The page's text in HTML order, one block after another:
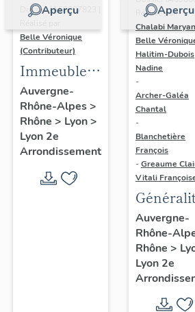
Aperçu
Dossier IA69007823 |
Belle Véronique
(Contributeur)
Immeubles
du secteur
des
Jacobins
Auvergne-
Rhône-Alpes>
Rhône > Lyon>
Lyon 2e
Arrondissement
Aperçu
Réalisé par
Chalabi
Belle
Halitim-Dubois
Nadine
-
Archer-Galéa
Chantal
-
Blanchetière
François
-Greaume
Vitali
du
du
Lyon
Auvergne-
Rhône-
Rhône >
Lyon 2e